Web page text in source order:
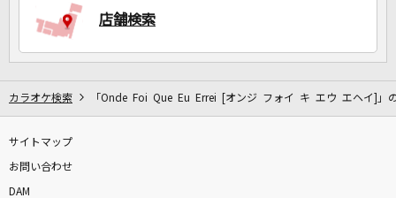
カラオケをもっと楽しもう！
店舗検索
カラオケ検索 「Onde Foi Que Eu Errei [オンジ フォイ キ エウ エヘイ]」
サイトマップ
お問い合わせ
DAM